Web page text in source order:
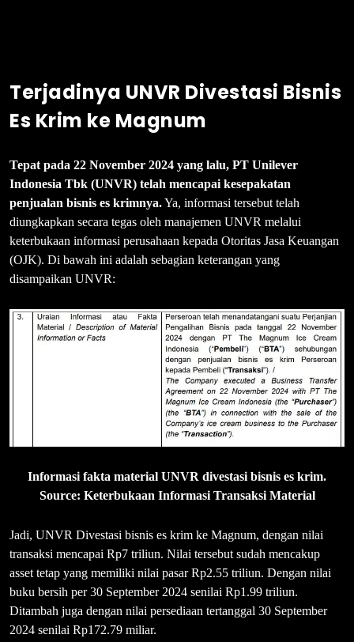
Terjadinya UNVR Divestasi Bisnis
Es Krim ke Magnum
Tepat pada 22 November 2024 yang lalu, PT Unilever
Indonesia Tbk (UNVR) telah mencapai kesepakatan
penjualan bisnis es krimnya.Ya, informasi tersebut telah
diungkapkan secara tegas oleh manajemen UNVR melalui
keterbukaan informasi perusahaan kepada Otoritas Jasa Keuangan
(OJK). Di bawah ini adalah sebagian keterangan yang
disampaikan UNVR:
Informasi fakta material UNVR divestasi bisnis es krim.
Source: Keterbukaan Informasi Transaksi Material
Jadi, UNVR Divestasi bisnis es krim ke Magnum, dengan nilai
transaksi mencapai Rp7 triliun. Nilai tersebut sudah mencakup
asset tetap yang memiliki nilai pasar Rp2.55 triliun. Dengan nilai
buku bersih per 30 September 2024 senilai Rp1.99 triliun.
Ditambah juga dengan nilai persediaan tertanggal 30 September
2024 senilai Rp172.79 miliar.